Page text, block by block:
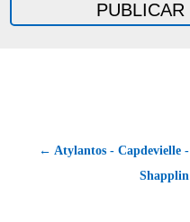
← Atylantos - Capdevielle -
Shapplin